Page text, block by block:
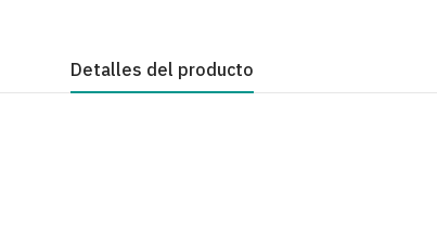
Detalles del producto